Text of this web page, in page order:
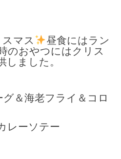
マス
昼食にはラン
のおやつにはクリス
しました。
＆海老フライ＆コロ
レーソテー